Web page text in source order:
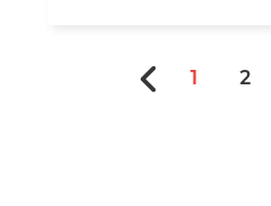
1 2